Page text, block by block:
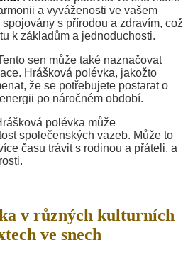
a vyváženosti ve vašem
s přírodou a zdravím, což
k základům a jednoduchosti.
sen může také naznačovat
Hrášková polévka, jakožto
že se potřebujete postarat o
po náročném období.
polévka může
společenských vazeb. Může to
času trávit s rodinou a přáteli, a
v různých kulturních
ve snech